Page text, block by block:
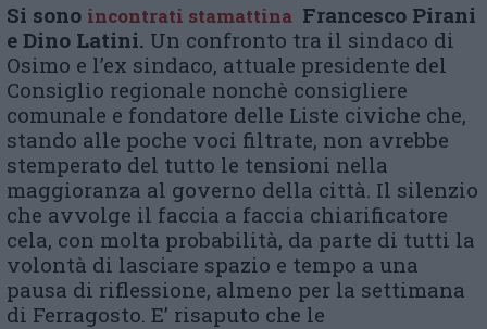
Si sono incontrati stamattina Francesco Pirani
e Dino Latini. Un confronto tra il sindaco di
Osimo e l’ex sindaco, attuale presidente del
Consiglio regionale nonchè consigliere
comunale e fondatore delle Liste civiche che,
stando alle poche voci filtrate, non avrebbe
stemperato del tutto le tensioni nella
maggioranza al governo della città. Il silenzio
che avvolge il faccia a faccia chiarificatore
cela, con molta probabilità, da parte di tutti la
volontà di lasciare spazio e tempo a una
pausa di riflessione, almeno per la settimana
di Ferragosto. E’ risaputo che le